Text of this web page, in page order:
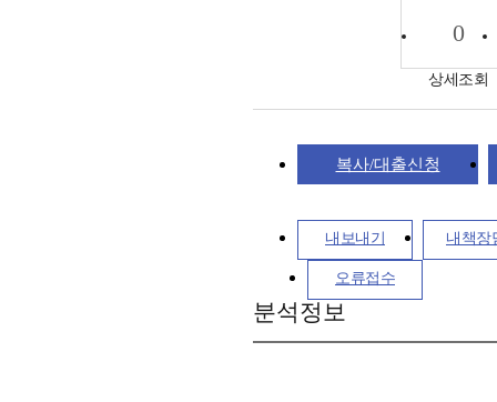
0
상세조회
복사/대출신청
내보내기 내책장
오류접수
분석정보